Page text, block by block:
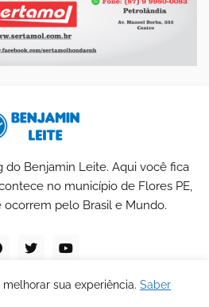
do Benjamin Leite. Aqui você fica
no município de Flores PE,
pelo Brasil e Mundo.
sua experiência. Saber